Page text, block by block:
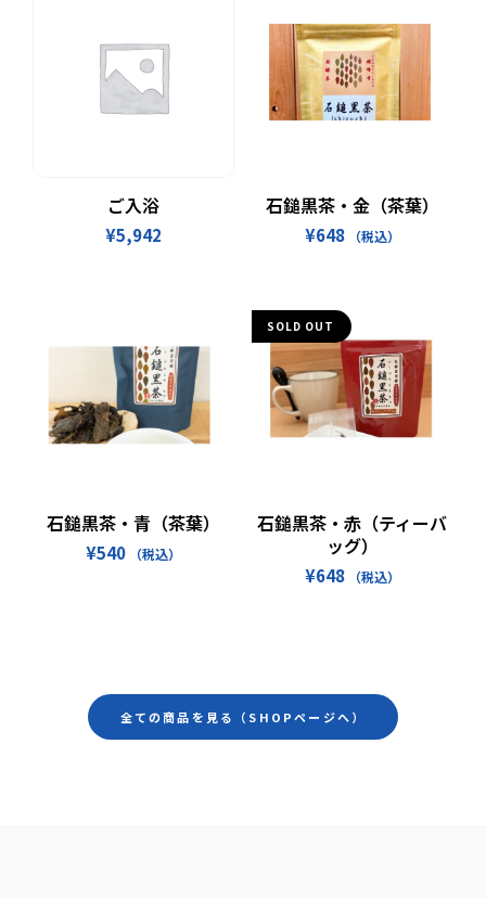
お買い物カゴに追加
ご入浴
¥5,942
続きを読む
石鎚黒茶・金（茶葉）
¥648 （税込）
お買い物カゴに追加
石鎚黒茶・青（茶葉）
¥540 （税込）
SOLD OUT
続きを読む
石鎚黒茶・赤（ティーバ
ッグ）
¥648 （税込）
全ての商品を見る（SHOPページへ）